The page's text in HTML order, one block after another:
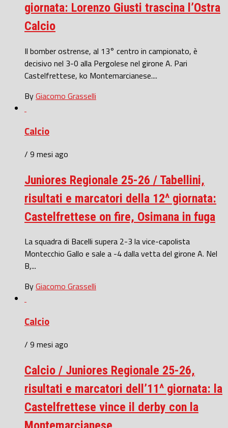
giornata: Lorenzo Giusti trascina l’Ostra
Calcio
Il bomber ostrense, al 13° centro in campionato, è
decisivo nel 3-0 alla Pergolese nel girone A. Pari
Castelfrettese, ko Montemarcianese....
ByGiacomo Grasselli
Calcio
/ 9 mesi ago
Juniores Regionale 25-26 / Tabellini,
risultati e marcatori della 12^ giornata:
Castelfrettese on fire, Osimana in fuga
La squadra di Bacelli supera 2-3 la vice-capolista
Montecchio Gallo e sale a -4 dalla vetta del girone A. Nel
B,...
ByGiacomo Grasselli
Calcio
/ 9 mesi ago
Calcio / Juniores Regionale 25-26,
risultati e marcatori dell’11^ giornata: la
Castelfrettese vince il derby con la